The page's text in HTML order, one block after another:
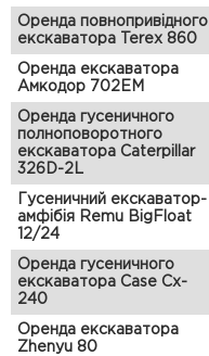
Оренда повнопривідного
екскаватора Terex 860
Оренда екскаватора
Амкодор 702ЕМ
Оренда гусеничного
полноповоротного
екскаватора Caterpillar
326D-2L
Гусеничний екскаватор-
амфібія Remu BigFloat
12/24
Оренда гусеничного
екскаватора Case Cx-
240
Оренда екскаватора
Zhenyu 80